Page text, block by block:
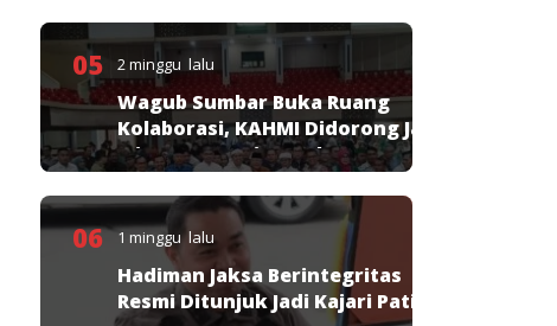
05 2 minggu lalu
Wagub Sumbar Buka Ruang
Kolaborasi, KAHMI Didorong Jadi
Mitra Strategis Pembangunan
06 1 minggu lalu
Hadiman Jaksa Berintegritas
Resmi Ditunjuk Jadi Kajari Pati